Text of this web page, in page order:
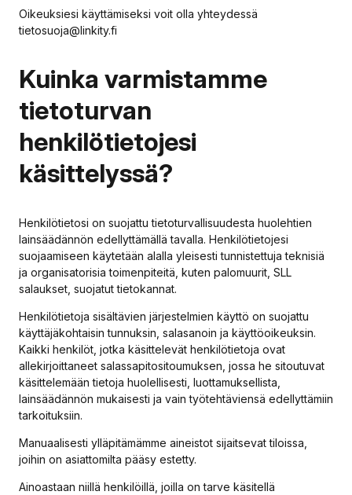
Oikeuksiesi käyttämiseksi voit olla yhteydessä
tietosuoja@linkity.fi
Kuinka varmistamme
tietoturvan
henkilötietojesi
käsittelyssä?
Henkilötietosi on suojattu tietoturvallisuudesta huolehtien
lainsäädännön edellyttämällä tavalla. Henkilötietojesi
suojaamiseen käytetään alalla yleisesti tunnistettuja teknisiä
ja organisatorisia toimenpiteitä, kuten palomuurit, SLL
salaukset, suojatut tietokannat.
Henkilötietoja sisältävien järjestelmien käyttö on suojattu
käyttäjäkohtaisin tunnuksin, salasanoin ja käyttöoikeuksin.
Kaikki henkilöt, jotka käsittelevät henkilötietoja ovat
allekirjoittaneet salassapitositoumuksen, jossa he sitoutuvat
käsittelemään tietoja huolellisesti, luottamuksellista,
lainsäädännön mukaisesti ja vain työtehtäviensä edellyttämiin
tarkoituksiin.
Manuaalisesti ylläpitämämme aineistot sijaitsevat tiloissa,
joihin on asiattomilta pääsy estetty.
Ainoastaan niillä henkilöillä, joilla on tarve käsitellä